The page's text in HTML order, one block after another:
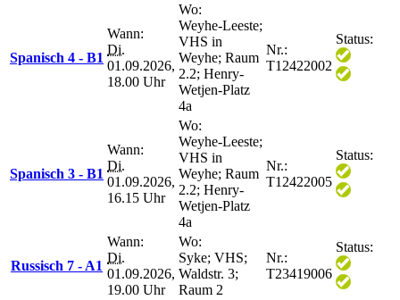
Spanisch 4 - B1
Wann:
Di.
01.09.2026,
18.00 Uhr
Wo:
Weyhe-Leeste;
VHS in
Weyhe; Raum
2.2; Henry-
Wetjen-Platz
4a
Nr.:
T12422002
Status:
Spanisch 3 - B1
Wann:
Di.
01.09.2026,
16.15 Uhr
Wo:
Weyhe-Leeste;
VHS in
Weyhe; Raum
2.2; Henry-
Wetjen-Platz
4a
Nr.:
T12422005
Status:
Russisch 7 - A1
Wann:
Di.
01.09.2026,
19.00 Uhr
Wo:
Syke; VHS;
Waldstr. 3;
Raum 2
Nr.:
T23419006
Status: